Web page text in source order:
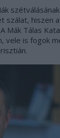
szálat, hiszen
Mák Tálas Kata
vele is fogok